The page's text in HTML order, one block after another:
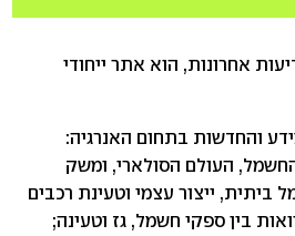
אחרונות, הוא אתר ייחודי
והחדשות בתחום האנרגיה:
העולם הסולארי, ומשק
ביתית, ייצור עצמי וטעינת רכבים
בין ספקי חשמל, גז וטעינה;